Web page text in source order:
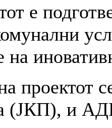
е
на
проектот
(ЈКП), и